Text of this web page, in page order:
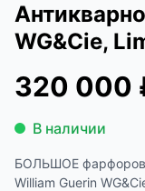
WG&Cie,
320 000
В наличии
БОЛЬШОЕ
William Guerin